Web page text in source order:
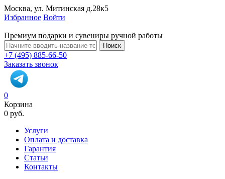
Москва, ул. Митинская д.28к5
Избранное Войти
Премиум подарки и сувениры ручной работы
Поиск
+7 (495) 885-66-50
Заказать звонок
0
Корзина
0 руб.
Услуги
Оплата и доставка
Гарантия
Статьи
Контакты